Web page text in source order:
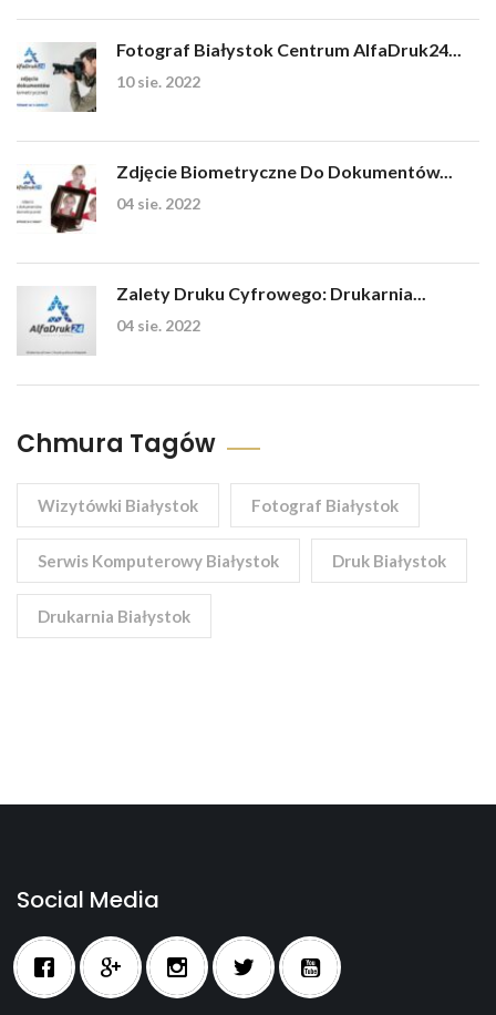
Fotograf Białystok Centrum AlfaDruk24...
10 sie. 2022
Zdjęcie Biometryczne Do Dokumentów...
04 sie. 2022
Zalety Druku Cyfrowego: Drukarnia...
04 sie. 2022
Chmura Tagów
Wizytówki Białystok Fotograf Białystok
Serwis Komputerowy Białystok Druk Białystok
Drukarnia Białystok
Social Media